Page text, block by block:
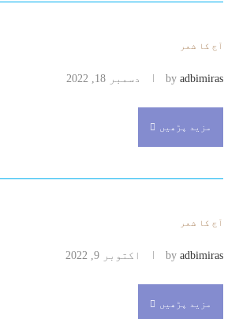
آج کا شعر
by adbimiras دسمبر 18, 2022
مزید پڑھیں
آج کا شعر
by adbimiras اکتوبر 9, 2022
مزید پڑھیں